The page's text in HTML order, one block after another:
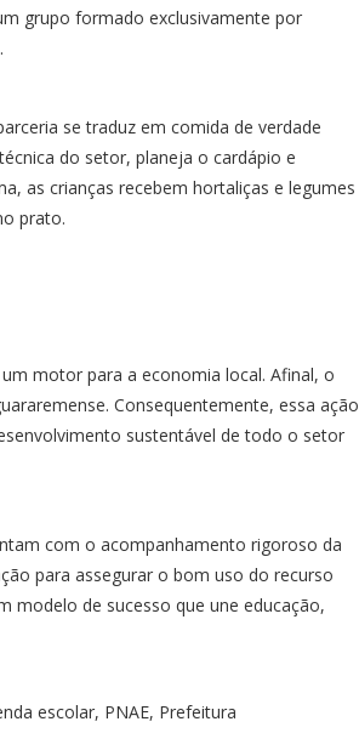
grupo formado exclusivamente por
se traduz em comida de verdade
do setor, planeja o cardápio e
as crianças recebem hortaliças e legumes
prato.
motor para a economia local. Afinal, o
Consequentemente, essa ação
sustentável de todo o setor
com o acompanhamento rigoroso da
para assegurar o bom uso do recurso
modelo de sucesso que une educação,
escolar, PNAE, Prefeitura